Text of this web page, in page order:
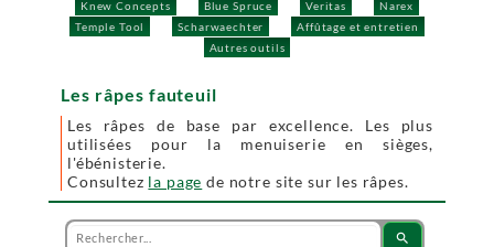
Knew Concepts
Blue Spruce Veritas
Narex
Temple Tool
Scharwaechter
Affûtage et entretien
Autres outils
Les râpes fauteuil
Les râpes de base par excellence. Les plus
utilisées pour la menuiserie en sièges,
l'ébénisterie.
Consultez la page de notre site sur les râpes.
search